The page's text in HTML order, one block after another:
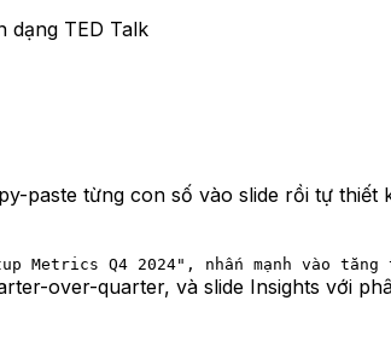
dạng TED Talk
paste từng con số vào slide rồi tự thiết
Q4 2024", nhấn mạnh vào tăng
over-quarter, và slide Insights với